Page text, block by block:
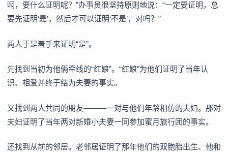
啊，要什么证明呢？”办事员很坚持原则地说：“一定要证明，总
要先证明‘是’，然后才可以证明‘不是’，对吗？”
两人于是着手来证明“是”。
先找到当初为他俩牵线的“红娘”。“红娘”为他们证明了当年认
识、相爱并终于结为夫妻的事实。
又找到两人共同的朋友———一对与他们年龄相仿的夫妇。那对
夫妇证明了当年两对新婚小夫妻一同参加蜜月旅行团的事实。
还找到从前的邻居。老邻居证明了那年他们的双胞胎出生、他和